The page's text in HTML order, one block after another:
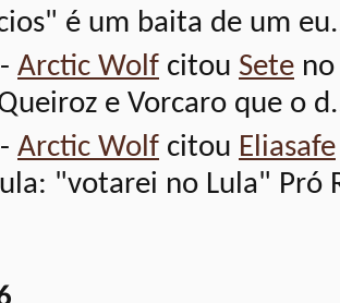
é um baita de um
Arctic Wolf citou Sete
e Vorcaro que o
Arctic Wolf citou Eliasafe
"votarei no Lula" Pró